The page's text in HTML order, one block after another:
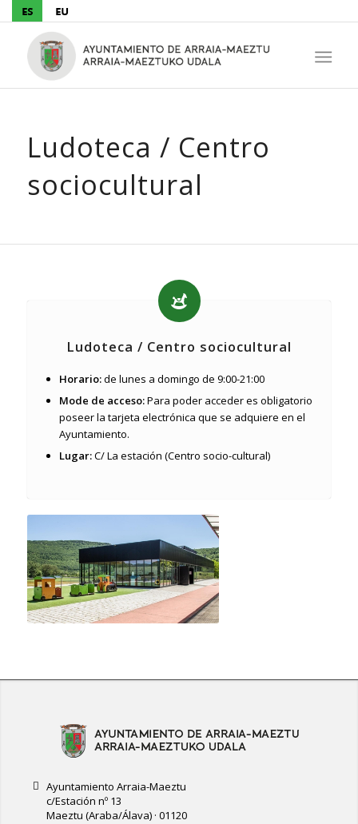
Ludoteca / Centro
sociocultural
Ludoteca / Centro sociocultural
Horario:de lunes a domingo de 9:00-21:00
Mode de acceso:Para poder acceder es obligatorio
poseer la tarjeta electrónica que se adquiere en el
Ayuntamiento.
Lugar:C/ La estación (Centro socio-cultural)
Ayuntamiento Arraia-Maeztu
c/Estación nº 13
Maeztu (Araba/Álava) · 01120